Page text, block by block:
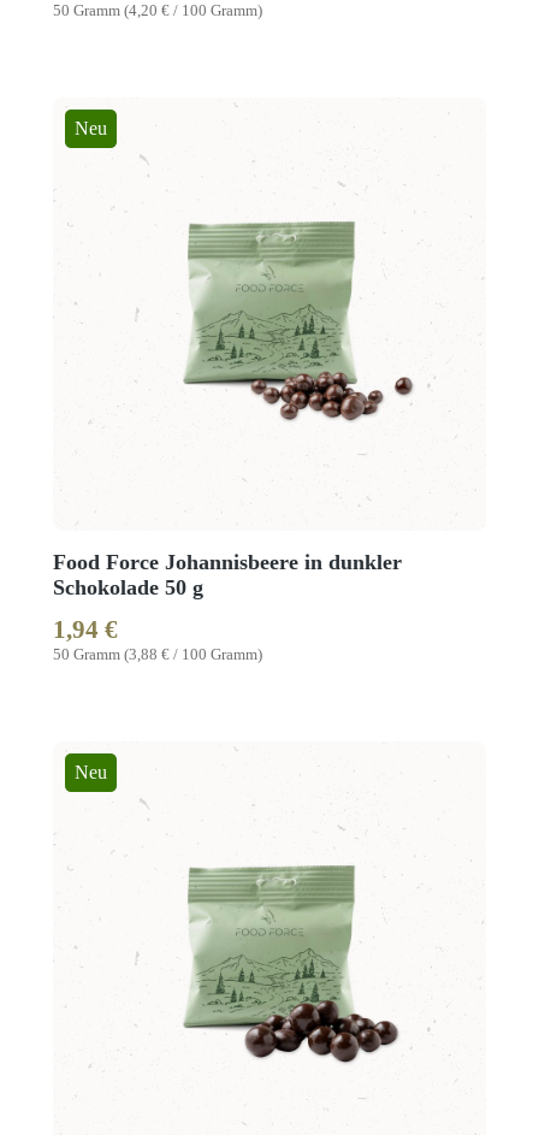
50 Gramm (4,20 € / 100 Gramm)
Neu
Food Force Johannisbeere in dunkler
Schokolade 50 g
50 Gramm (3,88 € / 100 Gramm)
Regulärer Preis:
1,94 €
Neu